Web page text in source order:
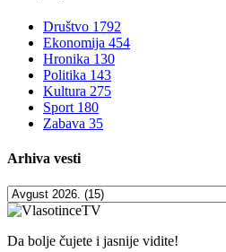
Društvo 1792
Ekonomija 454
Hronika 130
Politika 143
Kultura 275
Sport 180
Zabava 35
Arhiva vesti
Da bolje čujete i jasnije vidite!